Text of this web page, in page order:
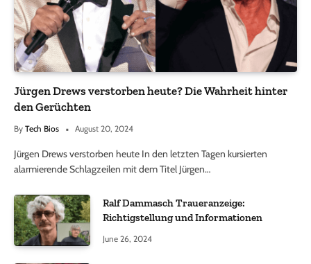
Jürgen Drews verstorben heute? Die Wahrheit hinter
den Gerüchten
By Tech Bios August 20, 2024
Jürgen Drews verstorben heute In den letzten Tagen kursierten
alarmierende Schlagzeilen mit dem Titel Jürgen…
Ralf Dammasch Traueranzeige:
Richtigstellung und Informationen
June 26, 2024